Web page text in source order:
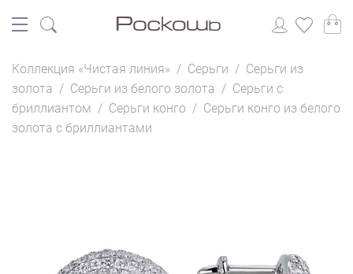
Коллекция «Чистая линия» / Серьги / Серьги из
золота / Серьги из белого золота / Серьги с
бриллиантом / Серьги конго / Серьги конго из белого
золота с бриллиантами